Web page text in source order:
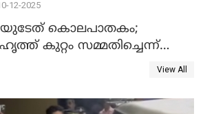
12-2025
കൊലപാതകം;
കുറ്റം സമ്മതിച്ചെന്ന്
View All